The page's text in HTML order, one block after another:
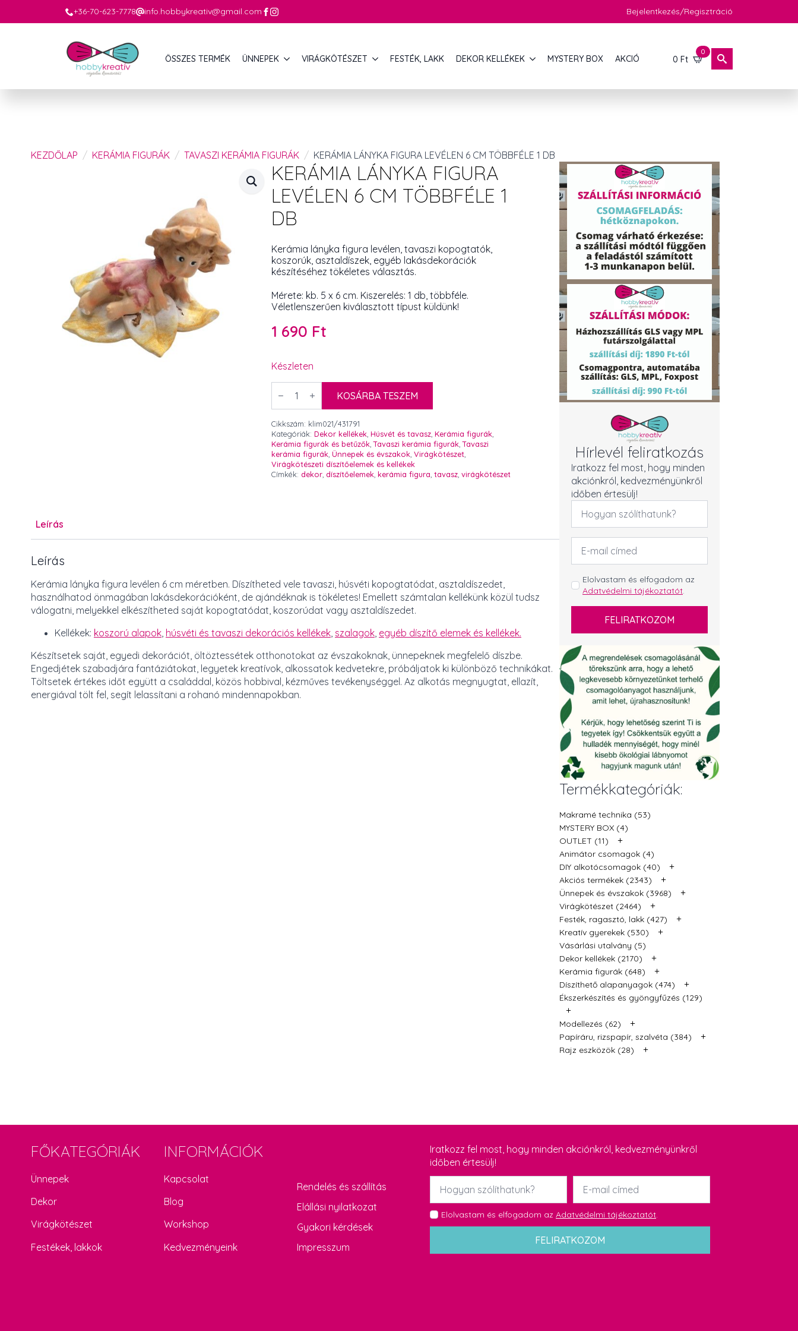
+36-70-623-7778 info.hobbykreativ@gmail.com Bejelentkezés/Regisztráció
ÖSSZES TERMÉK ÜNNEPEK VIRÁGKÖTÉSZET FESTÉK, LAKK DEKOR KELLÉKEK MYSTERY BOX AKCIÓ 0 Ft
0
KEZDŐLAP KERÁMIA FIGURÁK TAVASZI KERÁMIA FIGURÁK KERÁMIA LÁNYKA FIGURA LEVÉLEN 6 CM TÖBBFÉLE 1 DB
KERÁMIA LÁNYKA FIGURA
LEVÉLEN 6 CM TÖBBFÉLE 1
DB
Kerámia lányka figura levélen, tavaszi kopogtatók,
koszorúk, asztaldíszek, egyéb lakásdekorációk
készítéséhez tökéletes választás.
Mérete: kb. 5 x 6 cm. Kiszerelés: 1 db, többféle.
Véletlenszerűen kiválasztott típust küldünk!
1 690 Ft
Készleten
Kerámia
lányka
6
cm
többféle
1
db
mennyiség
KOSÁRBA TESZEM
Cikkszám: klim021/431791
Kategóriák: Dekor kellékek, Húsvét és tavasz, Kerámia figurák,
Kerámia figurák és betűzők,Tavaszi kerámia figurák,Tavaszi
kerámia figurák, Ünnepek és évszakok, Virágkötészet,
Virágkötészeti díszítőelemek és kellékek
Címkék: dekor, díszítőelemek, kerámia figura, tavasz, virágkötészet
Leírás
Leírás
Kerámia lányka figura levélen 6 cm méretben. Díszítheted vele tavaszi, húsvéti kopogtatódat, asztaldíszedet,
használhatod önmagában lakásdekorációként, de ajándéknak is tökéletes! Emellett számtalan kellékünk közül tudsz
válogatni, melyekkel elkészítheted saját kopogtatódat, koszorúdat vagy asztaldíszedet.
Kellékek: koszorú alapok, húsvéti és tavaszi dekorációs kellékek, szalagok, egyéb díszítő elemek és kellékek.
Készítsetek saját, egyedi dekorációt, öltöztessétek otthonotokat az évszakoknak, ünnepeknek megfelelő díszbe.
Engedjétek szabadjára fantáziátokat, legyetek kreatívok, alkossatok kedvetekre, próbáljatok ki különböző technikákat.
Töltsetek értékes időt együtt a családdal, közös hobbival, kézműves tevékenységgel. Az alkotás megnyugtat, ellazít,
energiával tölt fel, segít lelassítani a rohanó mindennapokban.
Hírlevél feliratkozás
Iratkozz fel most, hogy minden
akciónkról, kedvezményünkről
időben értesülj!
Név
Email
cím
GDPR
*
Elolvastam és elfogadom az
Adatvédelmi tájékoztatót.
FELIRATKOZOM
Termékkategóriák:
Makramé technika (53)
MYSTERY BOX (4)
OUTLET (11)
+
Animátor csomagok (4)
DIY alkotócsomagok (40)
+
Akciós termékek (2343) +
Ünnepek és évszakok (3968) +
Virágkötészet (2464) +
Festék, ragasztó, lakk (427) +
Kreatív gyerekek (530) +
Vásárlási utalvány (5)
Dekor kellékek (2170)
+
Kerámia figurák (648) +
Díszíthető alapanyagok (474) +
Ékszerkészítés és gyöngyfűzés (129)
+
Modellezés (62) +
Papíráru, rizspapír, szalvéta (384) +
Rajz eszközök (28) +
FŐKATEGÓRIÁK
Ünnepek
Dekor
Virágkötészet
Festékek, lakkok
INFORMÁCIÓK
Kapcsolat
Blog
Workshop
Kedvezményeink
Rendelés és szállítás
Elállási nyilatkozat
Gyakori kérdések
Impresszum
Iratkozz fel most, hogy minden akciónkról, kedvezményünkről
időben értesülj!
Név
Email
GDPR
*
Elolvastam és elfogadom az Adatvédelmi tájékoztatót
FELIRATKOZOM